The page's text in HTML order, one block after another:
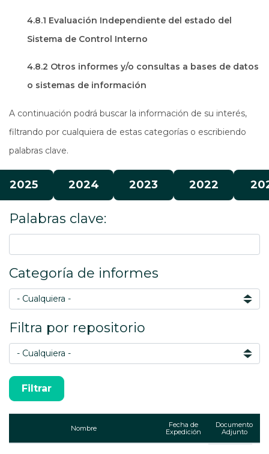
4.8.1 Evaluación Independiente del estado del
Sistema de Control Interno
4.8.2 Otros informes y/o consultas a bases de datos
o sistemas de información
A continuación podrá buscar la información de su interés,
filtrando por cualquiera de estas categorías o escribiendo
palabras clave.
2025 2024 2023 2022
Palabras clave:
Categoría de informes
Filtra por repositorio
Nombre
Fecha de
Expedición
Documento
Adjunto